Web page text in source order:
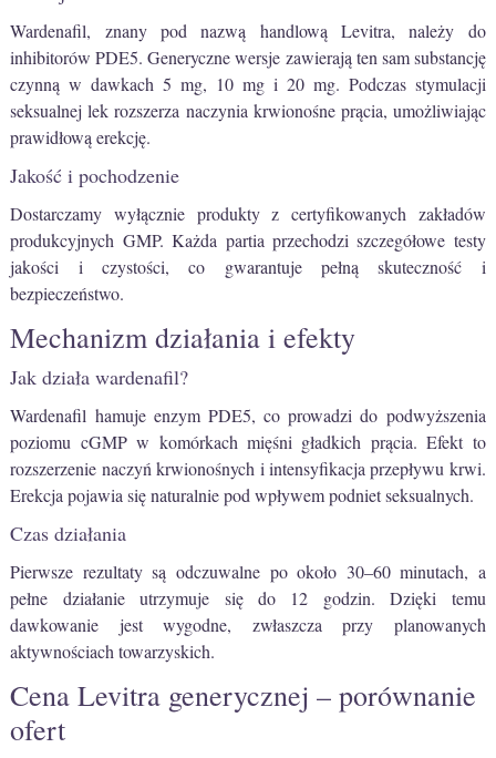
Wardenafil, znany pod nazwą handlową Levitra, należy do
inhibitorów PDE5. Generyczne wersje zawierają ten sam substancję
czynną w dawkach 5 mg, 10 mg i 20 mg. Podczas stymulacji
seksualnej lek rozszerza naczynia krwionośne prącia, umożliwiając
prawidłową erekcję.
Jakość i pochodzenie
Dostarczamy wyłącznie produkty z certyfikowanych zakładów
produkcyjnych GMP. Każda partia przechodzi szczegółowe testy
jakości i czystości, co gwarantuje pełną skuteczność i
bezpieczeństwo.
Mechanizm działania i efekty
Jak działa wardenafil?
Wardenafil hamuje enzym PDE5, co prowadzi do podwyższenia
poziomu cGMP w komórkach mięśni gładkich prącia. Efekt to
rozszerzenie naczyń krwionośnych i intensyfikacja przepływu krwi.
Erekcja pojawia się naturalnie pod wpływem podniet seksualnych.
Czas działania
Pierwsze rezultaty są odczuwalne po około 30–60 minutach, a
pełne działanie utrzymuje się do 12 godzin. Dzięki temu
dawkowanie jest wygodne, zwłaszcza przy planowanych
aktywnościach towarzyskich.
Cena Levitra generycznej – porównanie
ofert